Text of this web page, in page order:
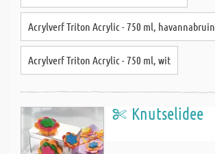
Acrylverf Triton Acrylic - 750 ml, havannabruin
Acrylverf Triton Acrylic - 750 ml, wit
Knutselidee